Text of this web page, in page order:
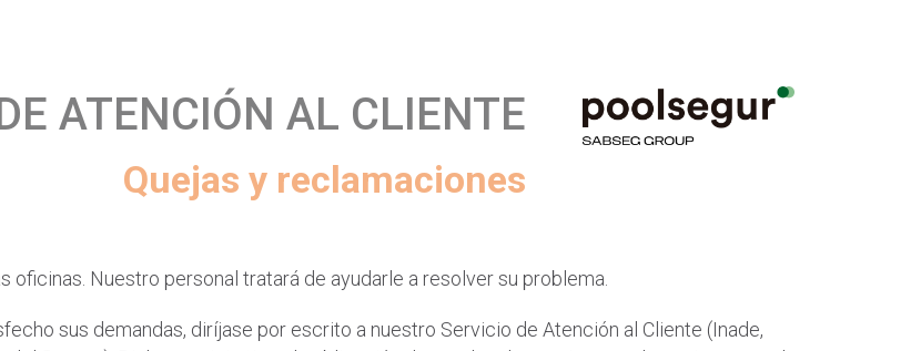
ATENCIÓN AL CLIENTE
Quejas y reclamaciones
oficinas. Nuestro personal tratará de ayudarle a resolver su problema.
sus demandas, diríjase por escrito a nuestro Servicio de Atención al Cliente (Inade,